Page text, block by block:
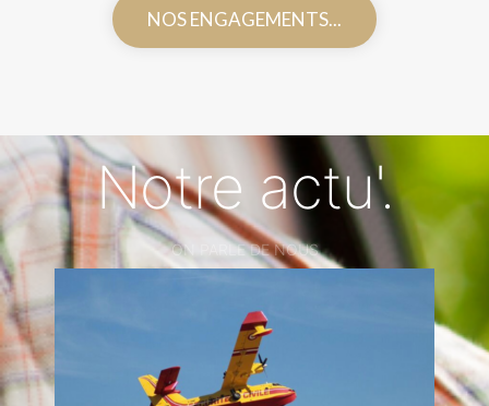
NOS ENGAGEMENTS...
Notre actu'.
ON PARLE DE NOUS